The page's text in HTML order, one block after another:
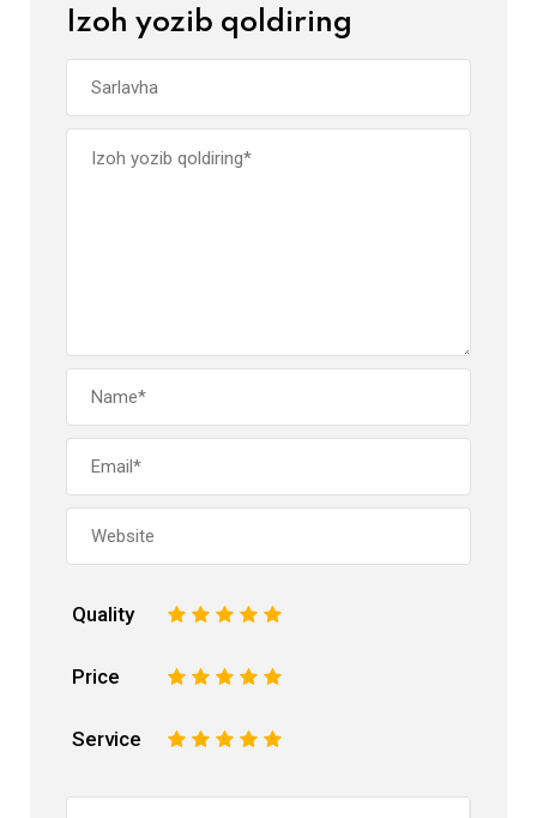
Izoh yozib qoldiring
Quality 5
4
3
2
Price 5
4
3
2
Service 5
4
3
2